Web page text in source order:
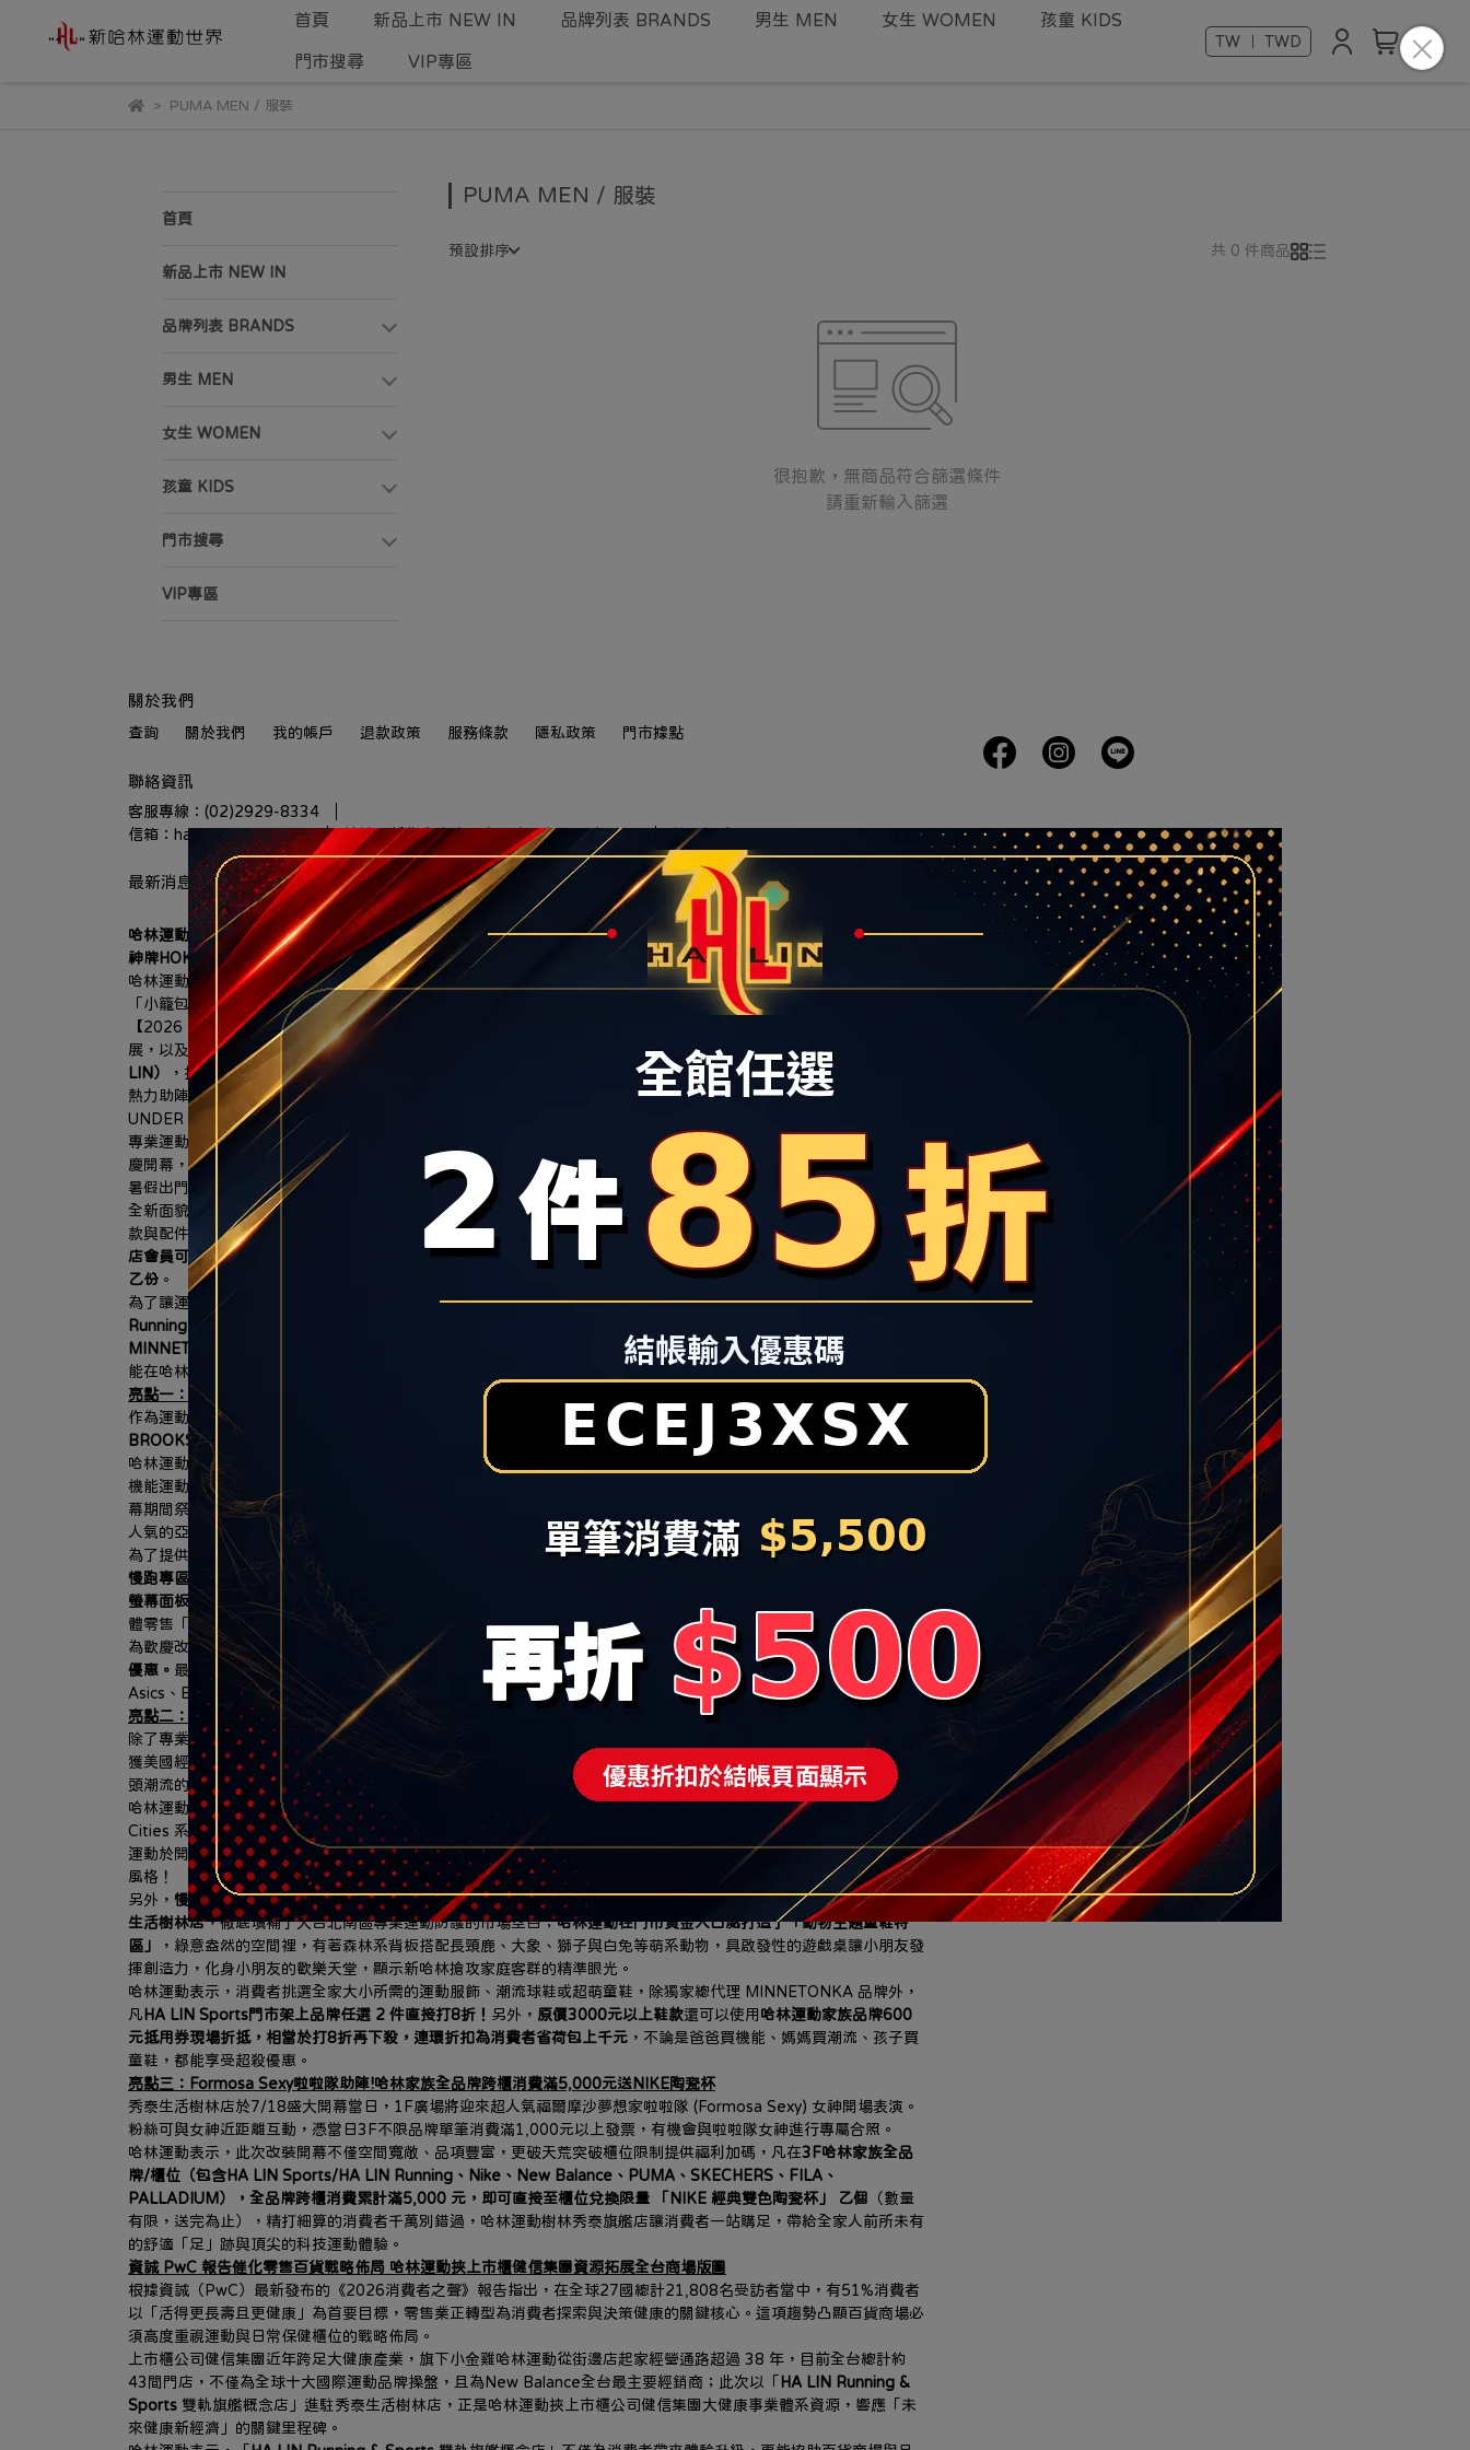
首頁 新品上市 NEW IN 品牌列表 BRANDS 男生 MEN 女生 WOMEN 孩童 KIDS
門市搜尋 VIP專區
TW ｜ TWD
PUMA MEN / 服裝
首頁
新品上市 NEW IN
品牌列表 BRANDS
男生 MEN
女生 WOMEN
孩童 KIDS
門市搜尋
VIP專區
PUMA MEN / 服裝
預設排序 共 0 件商品
很抱歉，無商品符合篩選條件
請重新輸入篩選
關於我們
查詢 關於我們 我的帳戶 退款政策 服務條款 隱私政策 門市據點
聯絡資訊
客服專線：(02)2929-8334
信箱：halin@halin.com.tw
地址：新北市汐止區大同路一段239號16-1 統一編號：90322663
最新消息
哈林運動進駐秀泰生活樹林店 7/18盛大開幕 多重優惠現省上千元
神牌HOKA、UA、MIZUNO 首發登場
哈林運動獨家總代理傳奇潮鞋 MINNETONKA
「小籠包、珍珠奶茶」聯名神鞋限量開搶、再送限定配色鞋帶
【2026 年7月16日，台北訊】大台北南區的慢跑愛好者、運動穿搭客與家庭消費者注意！看好新北樹林生活圈持續發
展，以及居住人口穩定成長帶動的消費需求，秀泰生活樹林店攜手台灣運動用品零售通路領導品牌 「哈林運動」（HA
LIN）
，打造3F近300坪商場改裝櫃位7/18日華麗登場，並將於當日邀請「福爾摩沙夢想家啦啦隊 (Formosa Sexy)」
熱力助陣 ，哈林運動的 全新雙店格概念旗艦店（HA LIN Running ＆ HA LIN Sports)同步亮相，主打運動鞋雙雄
UNDER ARMOUR、MIZUNO、慢跑神牌 HOKA首度進駐，並祭出HOKA限量商品開幕特別優惠，填補了大台北南區
專業運動防護的市場空白，並攜手Nike、New Balance、SKECHERS、PUMA、PALLADIUM等品牌推出多重優惠歡
慶開幕，為精打細算的消費者現省上千元，可望掀起大台北南區新一波的搶購熱潮。
暑假出門走走，從專業跑鞋、休閒鞋包到輕便穿搭，是不少人安排夏日行程前的採買重點。秀泰生活樹林店3樓亦將以
全新面貌亮相，並自7/2（四）至8/26（三）集結9大品牌推出「My Show Time運動風格提案」，精選各式鞋款、包
款與配件，於1樓規劃主打商品展示區，讓消費者從逛街動線中快速掌握夏季運動風格靈感。活動期間，
秀泰生活樹林
店會員可使用20點兌換200元3樓品牌購物金；於三樓品牌單筆累計消費滿3,800 元，即可獲得限量熊抱哥陶瓷吸水墊
乙份 。
為了讓運動迷們擁有前所未有的頂級購物體驗，健信集團旗下關係企業—哈林運動宣佈兩間大型門市「HA LIN
Running
MINNETONKA鞋款與亞洲慢跑工藝之王Asics
等多元運動品牌新款鞋品齊發，無論是搶進潮流前線或是拍照打卡，都
能在哈林運動獲得滿足感，以下分享門市三大亮點，一起來搶先看!
亮點一：HA LIN Running集結機能三巨頭 HOKA限量夢幻折扣 跑步機「先跑再買」體驗
作為運動用品通路領導品牌，哈林運動看到南台北地區消費者對專業慢跑鞋的需求，
協同慢跑王者HOKA、Asics與
BROOKS三大品牌，於HA LIN Running 慢跑專業門市，打造南台北最硬核的跑者基地。
哈林運動表示，此次於HA LIN Running專區中，慢跑界當紅避震神鞋HOKA確認坐鎮機能專區，是目前成長最快的高
機能運動鞋款，致力於開發適應高難度地形與賽事的超跑鞋，為讓樹林地區的消費者也能搶進潮流最前線，在改裝慶開
幕期間祭出限量夢幻折扣，門市並引進了亞洲慢跑工藝之王Asics與百年跑鞋BROOKS的強大矩陣, 其中Asics 擁有超高
人氣的亞瑟膠避震科技與專屬高質感跑鞋牆，完美貼合亞洲人足底。
為了提供最專業的購鞋體驗，
哈林運動特別與全球健身器材領導品牌「岱宇(Dyaco)」跨界合作，在HA LIN Running
慢跑專區獨家打造「專業跑步機實境動態體驗區」，引進名列美國第一大健身品牌「SOLE」電動跑步機，內含觸控式
螢幕面板， 消費者可以現場換上心儀的跑鞋，在跑步機上模擬真實慢跑姿態，測試鞋款避震與抓地力，強強聯手打造實
體零售「沉浸式體驗」新門市。
為歡慶改裝開幕，HA LIN Running專區商品全面 9 折，更新增「滿 $3,600 折$300、滿 $5,500 折 $500」 的現折
優惠。 最讓跑友心動的是，只要購買鞋款的「原價金額滿 $3,000 元以上」（不論是購買 HOKA 限量優惠跑鞋，或是
Asics、BROOKS的頂級專業機能跑鞋），
再加碼送上 「哈林運動家族品牌600元抵用券」
可於下次消費折抵。
亮點二：HA LIN Sports：獨家MINNETONKA聯名鞋款首發，多品牌2件8折優惠
除了專業機能運動，哈林運動此次同步規劃 HA LIN Sports 潮流休閒區，並宣佈代理品牌再下一城的好消息：正式榮
獲美國經典手工皮鞋傳奇品牌「MINNETONKA（迷你唐卡）」台灣獨家總代理權，引進近年從經典莫卡辛成功跨界街
頭潮流的巔峰之作 ── 「MS70 復古運動休閒鞋系列（MS70 Retro Sneaker）。
哈林運動表示，為慶祝秀泰生活樹林店盛大改裝開幕，HA LIN Sports門市限量販售風靡潮流圈的 KIKS 聯名「Two
Cities 系列 ──
珍珠奶茶款與小籠包款 」女鞋！其中「小籠包款」鞋品，除了鞋盒原裝配備的 2 款經典鞋帶外，哈林
運動於開幕慶期間再加碼贈送 2 款限定配色鞋帶（共 4 款鞋帶），讓消費者一雙鞋玩出 4 種美式復古與台式街頭混搭
風格！
另外， 慢跑與重訓迷最愛的 UNDER ARMOUR (UA) 與日系慢跑工藝龍頭 MIZUNO（美津濃），亦正式首度進駐秀泰
生活樹林店，徹底填補了大台北南區專業運動防護的市場空白；哈林運動在門市黃金入口處打造了「動物主題童鞋特
區」
，綠意盎然的空間裡，有著森林系背板搭配長頸鹿、大象、獅子與白兔等萌系動物，具啟發性的遊戲桌讓小朋友發
揮創造力，化身小朋友的歡樂天堂，顯示新哈林搶攻家庭客群的精準眼光。
哈林運動表示，消費者挑選全家大小所需的運動服飾、潮流球鞋或超萌童鞋，除獨家總代理 MINNETONKA 品牌外，
凡 HA LIN Sports門市架上品牌任選 2 件直接打8折！ 另外， 原價3000元以上鞋款還可以使用哈林運動家族品牌600
元抵用券現場折抵，相當於打8折再下殺，連環折扣為消費者省荷包上千元 ，不論是爸爸買機能、媽媽買潮流、孩子買
童鞋，都能享受超殺優惠。
亮點三：Formosa Sexy啦啦隊助陣!哈林家族全品牌跨櫃消費滿5,000元送NIKE陶瓷杯
秀泰生活樹林店於7/18盛大開幕當日，1F廣場將迎來超人氣福爾摩沙夢想家啦啦隊 (Formosa Sexy) 女神開場表演。
粉絲可與女神近距離互動，憑當日3F不限品牌單筆消費滿1,000元以上發票，有機會與啦啦隊女神進行專屬合照。
哈林運動表示，此次改裝開幕不僅空間寬敞、品項豐富，更破天荒突破櫃位限制提供福利加碼，凡在3F哈林家族全品
牌/櫃位（包含HA LIN Sports/HA LIN Running、Nike、New Balance、PUMA、SKECHERS、FILA、
PALLADIUM），全品牌跨櫃消費累計滿5,000 元，即可直接至櫃位兌換限量 「NIKE 經典雙色陶瓷杯」 乙個
（數量
有限，送完為止），精打細算的消費者千萬別錯過，哈林運動樹林秀泰旗艦店讓消費者一站購足，帶給全家人前所未有
的舒適「足」跡與頂尖的科技運動體驗。
資誠 PwC 報告催化零售百貨戰略佈局 哈林運動挾上市櫃健信集團資源拓展全台商場版圖
根據資誠（PwC）最新發布的《2026消費者之聲》報告指出，在全球27國總計21,808名受訪者當中，有51%消費者
以「活得更長壽且更健康」為首要目標，零售業正轉型為消費者探索與決策健康的關鍵核心。這項趨勢凸顯百貨商場必
須高度重視運動與日常保健櫃位的戰略佈局。
上市櫃公司健信集團近年跨足大健康產業，旗下小金雞哈林運動從街邊店起家經營通路超過 38 年，目前全台總計約
43間門店，不僅為全球十大國際運動品牌操盤，且為New Balance全台最主要經銷商；此次以「
HA LIN Running &
Sports 雙軌旗艦概念店」進駐秀泰生活樹林店，正是哈林運動挾上市櫃公司健信集團大健康事業體系資源，響應「未
來健康新經濟」的關鍵里程碑。